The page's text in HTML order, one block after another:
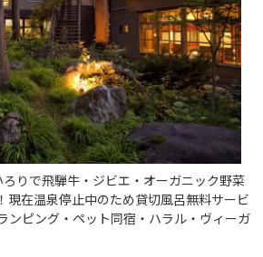
りで飛騨牛・ジビエ・オーガニック野菜
現在温泉停止中のため貸切風呂無料サービ
ピング・ペット同宿・ハラル・ヴィーガ